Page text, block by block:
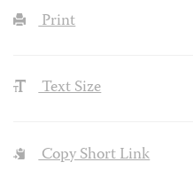
Print
Text Size
Copy Short Link